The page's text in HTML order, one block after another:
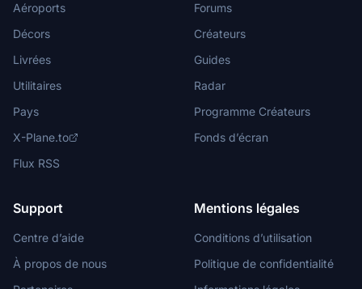
Aéroports
Décors
Livrées
Utilitaires
Pays
X-Plane.to
Flux RSS
Forums
Créateurs
Guides
Radar
Programme Créateurs
Fonds d’écran
Support
Centre d’aide
À propos de nous
Mentions légales
Conditions d’utilisation
Politique de confidentialité